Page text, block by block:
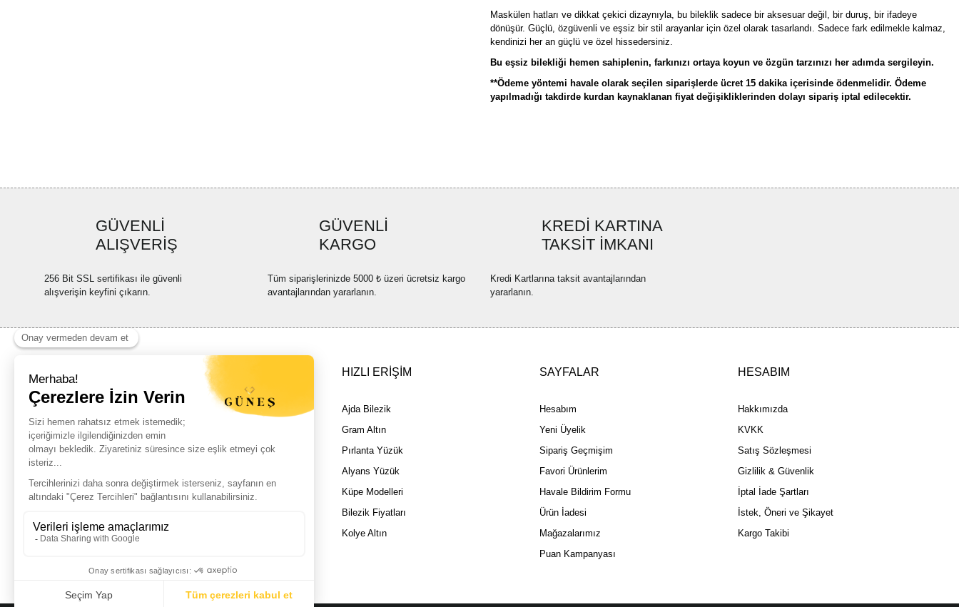
Maskülen hatları ve dikkat çekici dizaynıyla, bu bileklik sadece bir aksesuar değil, bir duruş, bir ifadeye
dönüşür. Güçlü, özgüvenli ve eşsiz bir stil arayanlar için özel olarak tasarlandı. Sadece fark edilmekle kalmaz,
kendinizi her an güçlü ve özel hissedersiniz.
Bu eşsiz bilekliği hemen sahiplenin, farkınızı ortaya koyun ve özgün tarzınızı her adımda sergileyin.
**Ödeme yöntemi havale olarak seçilen siparişlerde ücret 15 dakika içerisinde ödenmelidir. Ödeme
yapılmadığı takdirde kurdan kaynaklanan fiyat değişikliklerinden dolayı sipariş iptal edilecektir.
Ürün açıklamasında eksik bilgiler bulunuyor.
Ürün bilgilerinde hatalar bulunuyor.
Bu ürüne benzer farklı alternatifler olmalı.
GÜVENLİ
ALIŞVERİŞ
256 Bit SSL sertifikası ile güvenli
alışverişin keyfini çıkarın.
GÜVENLİ
KARGO
Tüm siparişlerinizde 5000 ₺ üzeri ücretsiz kargo
avantajlarından yararlanın.
KREDİ KARTINA
TAKSİT İMKANI
Kredi Kartlarına taksit avantajlarından
yararlanın.
HIZLI ERİŞİM
Ajda Bilezik
Gram Altın
Pırlanta Yüzük
Alyans Yüzük
Küpe Modelleri
Bilezik Fiyatları
Kolye Altın
SAYFALAR
Hesabım
Yeni Üyelik
Sipariş Geçmişim
Favori Ürünlerim
Havale Bildirim Formu
Ürün İadesi
Mağazalarımız
Puan Kampanyası
HESABIM
Hakkımızda
KVKK
Satış Sözleşmesi
Gizlilik & Güvenlik
İptal İade Şartları
İstek, Öneri ve Şikayet
Kargo Takibi